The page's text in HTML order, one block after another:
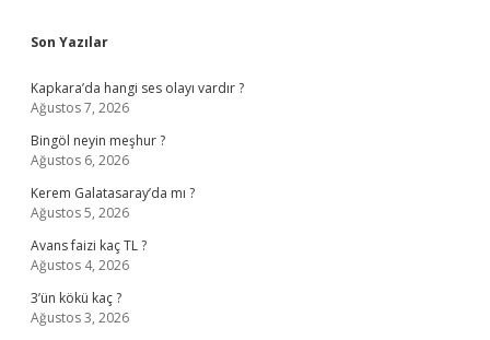
Sidebar
Son Yazılar
Kapkara’da hangi ses olayı vardır ?
Ağustos 7, 2026
Bingöl neyin meşhur ?
Ağustos 6, 2026
Kerem Galatasaray’da mı ?
Ağustos 5, 2026
Avans faizi kaç TL ?
Ağustos 4, 2026
3’ün kökü kaç ?
Ağustos 3, 2026